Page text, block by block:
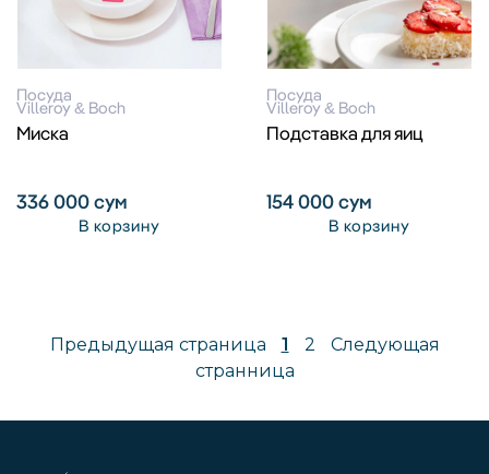
Посуда
Villeroy & Boch
Миска
336 000сум
В корзину
Посуда
Villeroy & Boch
Подставка для яиц
154 000сум
В корзину
Предыдущая страница 1 2
Следующая
странница